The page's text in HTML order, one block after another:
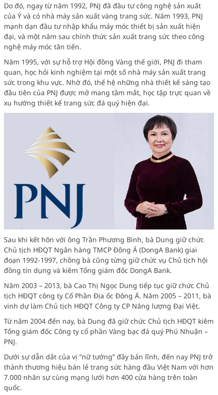
Do đó, ngay từ năm 1992, PNJ đã đầu tư công nghệ sản xuất
của Ý và có nhà máy sản xuất vàng trang sức. Năm 1993, PNJ
mạnh dạn đầu tư nhập khẩu máy móc thiết bị sản xuất hiện
đại, và một năm sau chính thức sản xuất trang sức theo công
nghệ máy móc tân tiến.
Năm 1995, với sự hỗ trợ Hội đồng Vàng thế giới, PNJ đi tham
quan, học hỏi kinh nghiệm tại một số nhà máy sản xuất trang
sức trong khu vực. Nhờ đó, thế hệ những nhà thiết kế sáng tạo
đầu tiên của PNJ được mở mang tầm mắt, học tập trực quan về
xu hướng thiết kế trang sức đá quý hiện đại.
Sau khi kết hôn với ông Trần Phương Bình, bà Dung giữ chức
Chủ tịch HĐQT Ngân hàng TMCP Đông Á (DongA Bank) giai
đoạn 1992-1997, chồng bà cũng từng giữ chức vụ Chủ tịch hội
đồng tín dụng và kiêm Tổng giám đốc DongA Bank.
Năm 2003 – 2013, bà Cao Thị Ngọc Dung tiếp tục giữ chức Chủ
tịch HĐQT công ty Cổ Phần Địa ốc Đông Á. Năm 2005 – 2011, bà
vinh dự làm Chủ tịch HĐQT Công ty CP Năng lượng Đại Việt.
Từ năm 2004 đến nay, bà Dung đã giữ chức Chủ tịch HĐQT kiêm
Tổng giám đốc Công ty cổ phần Vàng bạc đá quý Phú Nhuận –
PNJ.
Dưới sự dẫn dắt của vị “nữ tướng” đầy bản lĩnh, đến nay PNJ trở
thành thương hiệu bán lẻ trang sức hàng đầu Việt Nam với hơn
7.000 nhân sự cùng mạng lưới hơn 400 cửa hàng trên toàn
quốc.